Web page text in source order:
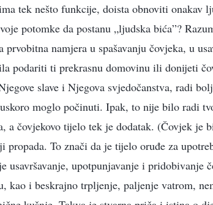
tek nešto funkcije, doista obnoviti onakav
potomke da postanu „ljudska bića”?
namjera u spašavanju čovjeka, u
podariti ti prekrasnu domovinu ili donijeti
slave i Njegova svjedočanstva, radi
moglo počinuti. Ipak, to nije bilo radi
a čovjekovo tijelo tek je dodatak. (Čovjek je
propada. To znači da je tijelo oruđe za
usavršavanje, upotpunjavanje i pridobivanje
kao i beskrajno trpljenje, paljenje vatrom,